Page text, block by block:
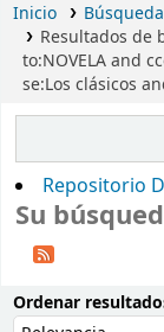
Inicio
Resultados de
to:NOVELA and
se:Los clásicos
Repositorio
Su
Ordenar